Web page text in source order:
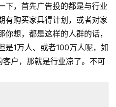
下，首先广告投的都是与行业
有购买家具得计划，或者对家
想，都是这样的人群的话，
是1万人、或者100万人呢，如
户，那就是行业凉了。不可